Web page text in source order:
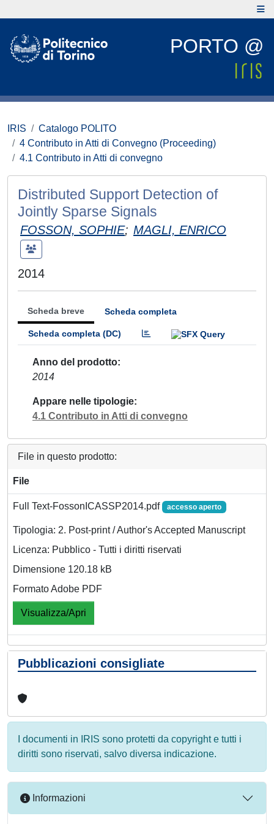
PORTO @
IRIS
Catalogo POLITO
4 Contributo in Atti di Convegno (Proceeding)
4.1 Contributo in Atti di convegno
Distributed Support Detection of
Jointly Sparse Signals
FOSSON, SOPHIE; MAGLI, ENRICO
2014
Scheda breve Scheda completa
Scheda completa (DC)
Anno del prodotto
2014
Appare nelle tipologie
4.1 Contributo in Atti di convegno
File in questo prodotto:
File
Full Text-FossonICASSP2014.pdf accesso aperto
Tipologia: 2. Post-print / Author's Accepted Manuscript
Licenza: Pubblico - Tutti i diritti riservati
Dimensione 120.18 kB
Formato Adobe PDF
Visualizza/Apri
Pubblicazioni consigliate
I documenti in IRIS sono protetti da copyright e tutti i
diritti sono riservati, salvo diversa indicazione.
Informazioni